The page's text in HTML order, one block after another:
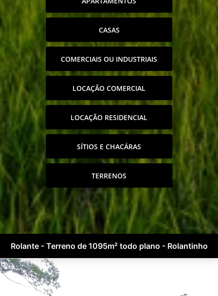
CASAS
COMERCIAIS OU INDUSTRIAIS
LOCAÇÃO COMERCIAL
LOCAÇÃO RESIDENCIAL
SÍTIOS E CHACÁRAS
TERRENOS
Rolante - Terreno de 1095m² todo plano - Rolantinho